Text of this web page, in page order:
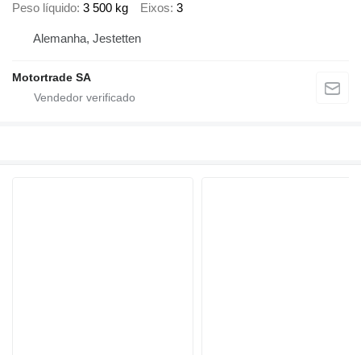
Peso líquido 3 500 kg Eixos 3
Alemanha, Jestetten
Motortrade SA